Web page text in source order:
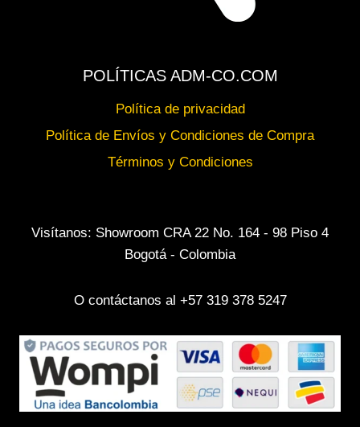
POLÍTICAS ADM-CO.COM
Política de privacidad
Política de Envíos y Condiciones de Compra
Términos y Condiciones
Visítanos: Showroom CRA 22 No. 164 - 98 Piso 4
Bogotá - Colombia
O contáctanos al +57 319 378 5247